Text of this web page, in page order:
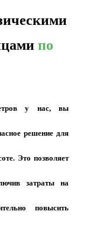
по
у нас, вы
решение для
Это позволяет
затраты на
повысить